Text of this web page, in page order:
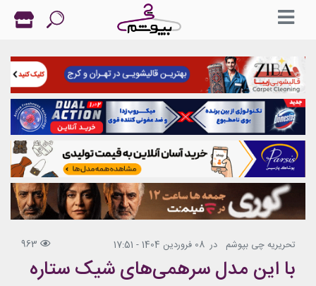
تحریریه چی بپوشم در 08 فروردین 1404 - 17:51 963
با این مدل سرهمی‌های شیک ستاره‌